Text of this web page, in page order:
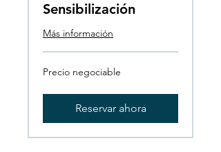
Sensibilización
Más información
Precio
negociable
Precio negociable
Reservar ahora